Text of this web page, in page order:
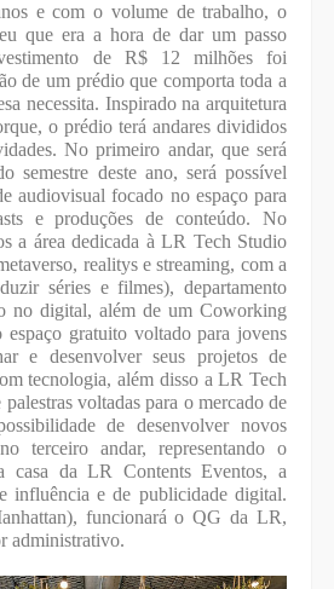
e com o volume de trabalho, o
que era a hora de dar um passo
de R$ 12 milhões foi
de um prédio que comporta toda a
necessita. Inspirado na arquitetura
o prédio terá andares divididos
No primeiro andar, que será
semestre deste ano, será possível
audiovisual focado no espaço para
e produções de conteúdo. No
a área dedicada à LR Tech Studio
realitys e streaming, com a
séries e filmes), departamento
no digital, além de um Coworking
gratuito voltado para jovens
e desenvolver seus projetos de
tecnologia, além disso a LR Tech
voltadas para o mercado de
de desenvolver novos
terceiro andar, representando o
casa da LR Contents Eventos, a
influência e de publicidade digital.
funcionará o QG da LR,
administrativo.